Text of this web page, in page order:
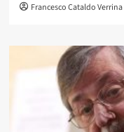
Francesco Cataldo Verrina